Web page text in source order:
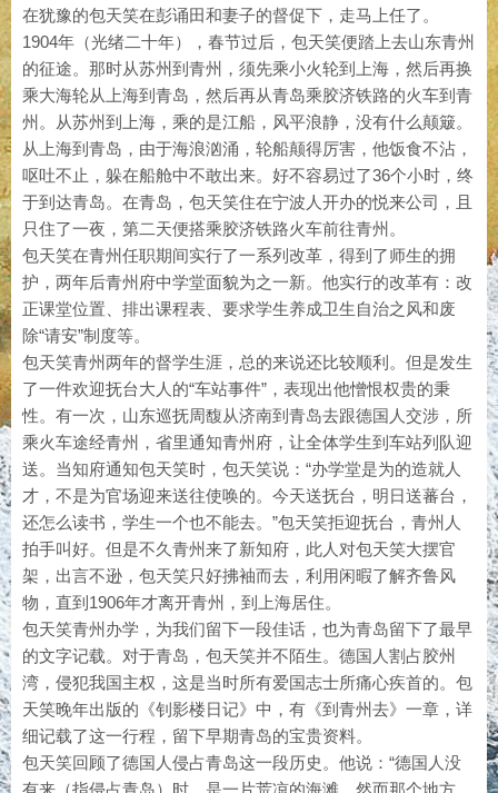
在犹豫的包天笑在彭诵田和妻子的督促下，走马上任了。
1904年（光绪二十年），春节过后，包天笑便踏上去山东青州
的征途。那时从苏州到青州，须先乘小火轮到上海，然后再换
乘大海轮从上海到青岛，然后再从青岛乘胶济铁路的火车到青
州。从苏州到上海，乘的是江船，风平浪静，没有什么颠簸。
从上海到青岛，由于海浪汹涌，轮船颠得厉害，他饭食不沾，
呕吐不止，躲在船舱中不敢出来。好不容易过了36个小时，终
于到达青岛。在青岛，包天笑住在宁波人开办的悦来公司，且
只住了一夜，第二天便搭乘胶济铁路火车前往青州。
包天笑在青州任职期间实行了一系列改革，得到了师生的拥
护，两年后青州府中学堂面貌为之一新。他实行的改革有：改
正课堂位置、排出课程表、要求学生养成卫生自治之风和废
除“请安”制度等。
包天笑青州两年的督学生涯，总的来说还比较顺利。但是发生
了一件欢迎抚台大人的“车站事件”，表现出他憎恨权贵的秉
性。有一次，山东巡抚周馥从济南到青岛去跟德国人交涉，所
乘火车途经青州，省里通知青州府，让全体学生到车站列队迎
送。当知府通知包天笑时，包天笑说：“办学堂是为的造就人
才，不是为官场迎来送往使唤的。今天送抚台，明日送蕃台，
还怎么读书，学生一个也不能去。”包天笑拒迎抚台，青州人
拍手叫好。但是不久青州来了新知府，此人对包天笑大摆官
架，出言不逊，包天笑只好拂袖而去，利用闲暇了解齐鲁风
物，直到1906年才离开青州，到上海居住。
包天笑青州办学，为我们留下一段佳话，也为青岛留下了最早
的文字记载。对于青岛，包天笑并不陌生。德国人割占胶州
湾，侵犯我国主权，这是当时所有爱国志士所痛心疾首的。包
天笑晚年出版的《钊影楼日记》中，有《到青州去》一章，详
细记载了这一行程，留下早期青岛的宝贵资料。
包天笑回顾了德国人侵占青岛这一段历史。他说：“德国人没
有来（指侵占青岛）时，是一片荒凉的海滩。然而那个地方，